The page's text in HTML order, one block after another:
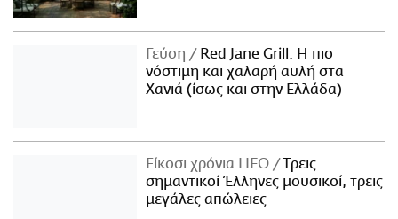
Γεύση
Red Jane Grill: Η πιο
νόστιμη και χαλαρή αυλή στα
Χανιά (ίσως και στην Ελλάδα)
Είκοσι χρόνια LIFO
Tρεις
σημαντικοί Έλληνες μουσικοί, τρεις
μεγάλες απώλειες